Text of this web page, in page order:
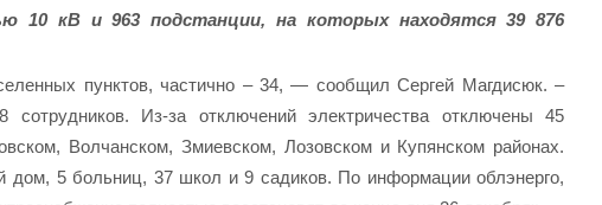
10 кВ и 963 подстанции, на которых находятся 39 876
пунктов, частично – 34, — сообщил Сергей Магдисюк. –
сотрудников. Из-за отключений электричества отключены 45
Волчанском, Змиевском, Лозовском и Купянском районах.
дом, 5 больниц, 37 школ и 9 садиков. По информации облэнерго,